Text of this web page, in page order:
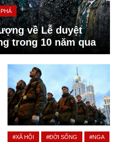
về Lễ duyệt
trong 10 năm qua
#XÃ HỘI #ĐỜI SỐNG #NGA